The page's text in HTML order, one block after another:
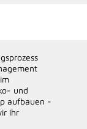
und
aufbauen -
Ihr